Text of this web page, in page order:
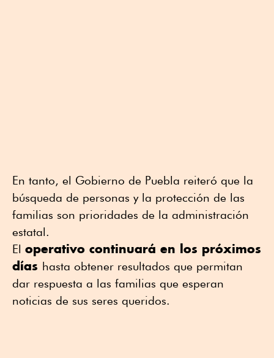
En tanto, el Gobierno de Puebla reiteró que la
búsqueda de personas y la protección de las
familias son prioridades de la administración
estatal.
El operativo continuará en los próximos
días hasta obtener resultados que permitan
dar respuesta a las familias que esperan
noticias de sus seres queridos.